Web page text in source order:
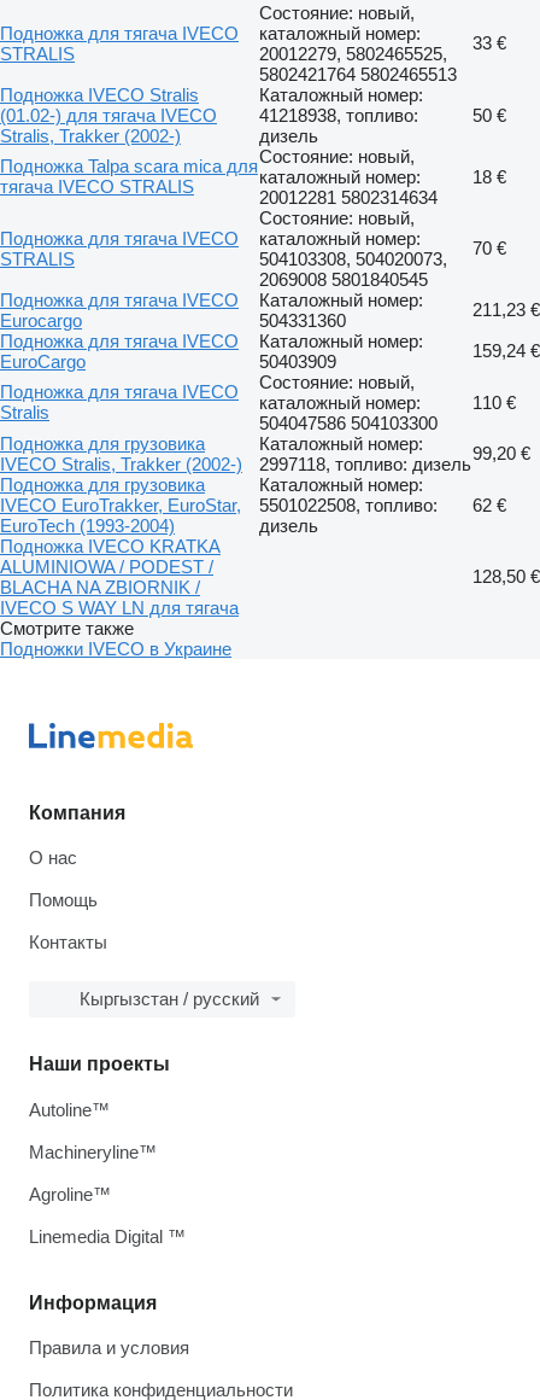
Подножка для тягача IVECO
STRALIS
Состояние: новый,
каталожный номер:
20012279, 5802465525,
5802421764 5802465513
33 €
Подножка IVECO Stralis
(01.02-) для тягача IVECO
Stralis, Trakker (2002-)
Каталожный номер:
41218938, топливо:
дизель
50 €
Подножка Talpa scara mica для
тягача IVECO STRALIS
Состояние: новый,
каталожный номер:
20012281 5802314634
18 €
Подножка для тягача IVECO
STRALIS
Состояние: новый,
каталожный номер:
504103308, 504020073,
2069008 5801840545
70 €
Подножка для тягача IVECO
Eurocargo
Каталожный номер:
504331360
211,23 €
Подножка для тягача IVECO
EuroCargo
Каталожный номер:
50403909
159,24 €
Подножка для тягача IVECO
Stralis
Состояние: новый,
каталожный номер:
504047586 504103300
110 €
Подножка для грузовика
IVECO Stralis, Trakker (2002-)
Каталожный номер:
2997118, топливо: дизель
99,20 €
Подножка для грузовика
IVECO EuroTrakker, EuroStar,
EuroTech (1993-2004)
Каталожный номер:
5501022508, топливо:
дизель
62 €
Подножка IVECO KRATKA
ALUMINIOWA / PODEST /
BLACHA NA ZBIORNIK /
IVECO S WAY LN для тягача
128,50 €
Смотрите также
Подножки IVECO в Украине
Компания
О нас
Помощь
Контакты
Кыргызстан / русский
Информация
Правила и условия
Политика конфиденциальности
Наши проекты
Autoline™
Machineryline™
Agroline™
Linemedia Digital ™